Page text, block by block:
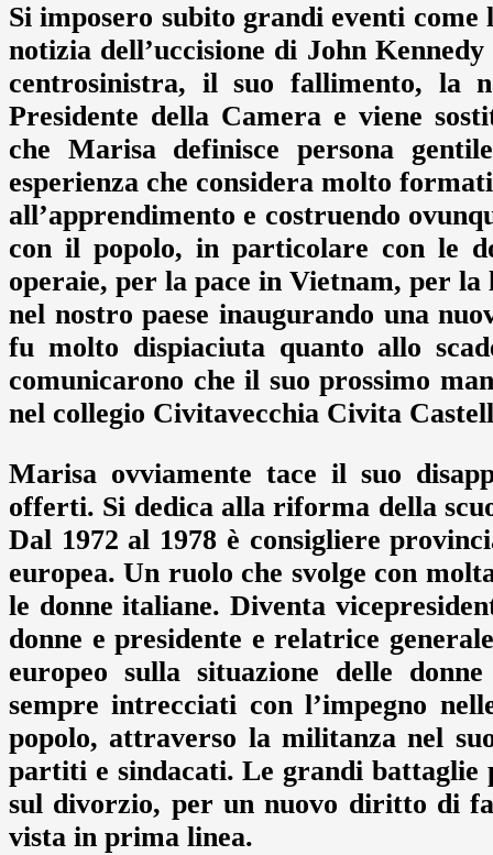
Si imposero subito grandi eventi
notizia dell’uccisione di John
centrosinistra, il suo fallimento, la
Presidente della Camera e viene
che Marisa definisce persona
esperienza che considera molto
all’apprendimento e costruendo
con il popolo, in particolare con le
operaie, per la pace in Vietnam, per
nel nostro paese inaugurando una
fu molto dispiaciuta quanto allo
comunicarono che il suo prossimo
nel collegio Civitavecchia Civita
Marisa ovviamente tace il suo
offerti. Si dedica alla riforma della
Dal 1972 al 1978 è consigliere
europea. Un ruolo che svolge con
le donne italiane. Diventa
donne e presidente e relatrice
europeo sulla situazione delle
sempre intrecciati con l’impegno
popolo, attraverso la militanza nel
partiti e sindacati. Le grandi battaglie
sul divorzio, per un nuovo diritto di
vista in prima linea.